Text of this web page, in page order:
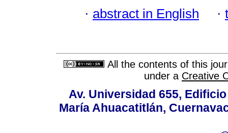
· abstract in English ·
All the contents of this
under a Creative
Av. Universidad 655,
María Ahuacatitlán,